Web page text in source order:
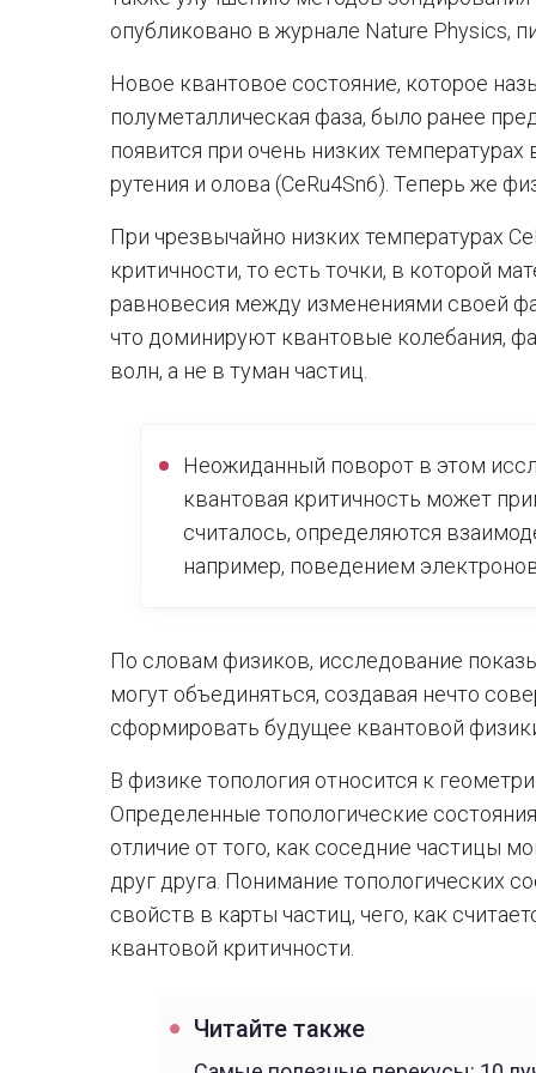
опубликовано в журнале Nature Physics,
Новое квантовое состояние, которое
полуметаллическая фаза, было ранее
появится при очень низких
рутения и олова (CeRu4Sn6). Теперь же
При чрезвычайно низких температурах
критичности, то есть точки, в которой
равновесия между изменениями своей
что доминируют квантовые колебания,
волн, а не в туман частиц.
Неожиданный поворот в этом
квантовая критичность может
считалось, определяются
например, поведением
По словам физиков, исследование
могут объединяться, создавая нечто
сформировать будущее квантовой
В физике топология относится к
Определенные топологические
отличие от того, как соседние частицы
друг друга. Понимание топологических
свойств в карты частиц, чего, как
квантовой критичности.
Читайте также